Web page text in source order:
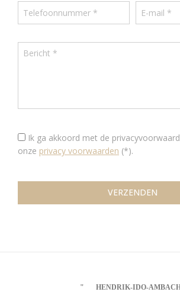
Ik ga akkoord met de
onze privacy voorwaarden (*).
HENDRIK-IDO-